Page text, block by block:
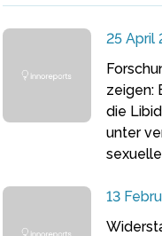
25 April
zeigen:
die
unter
13